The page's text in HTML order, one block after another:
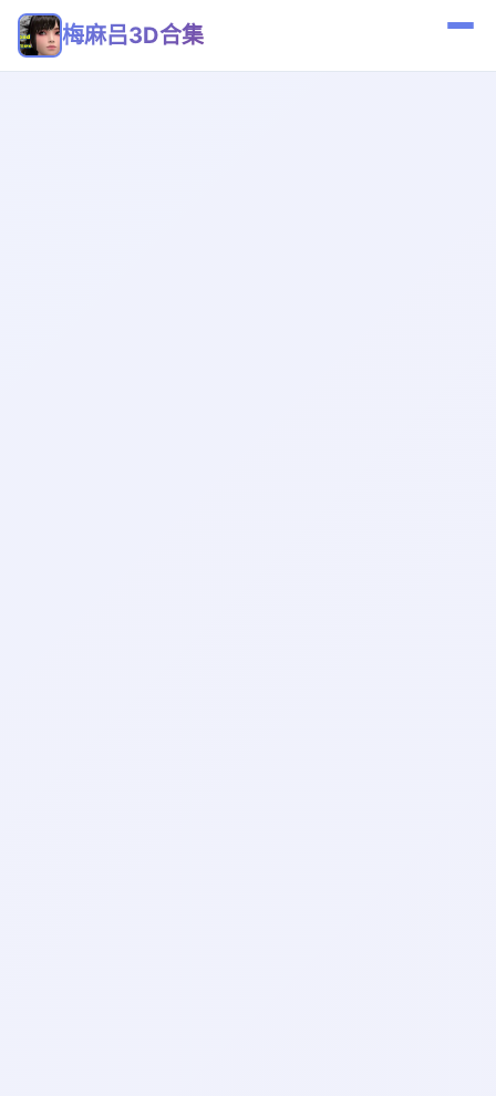
梅麻吕3D合集